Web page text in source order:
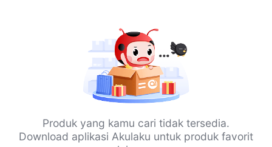
Produk yang kamu cari tidak tersedia.
Download aplikasi Akulaku untuk produk favorit